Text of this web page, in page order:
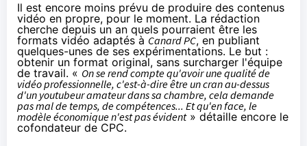
Il est encore moins prévu de produire des contenus
vidéo en propre, pour le moment. La rédaction
cherche depuis un an quels pourraient être les
formats vidéo adaptés à Canard PC, en publiant
quelques-unes de ses expérimentations. Le but :
obtenir un format original, sans surcharger l'équipe
de travail. « On se rend compte qu'avoir une qualité de
vidéo professionnelle, c'est-à-dire être un cran au-dessus
d'un youtubeur amateur dans sa chambre, cela demande
pas mal de temps, de compétences... Et qu'en face, le
modèle économique n'est pas évident» détaille encore le
cofondateur de CPC.